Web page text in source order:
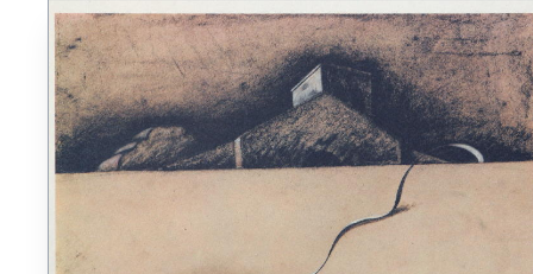
DIDATTICA
SHOP
LE COLLEZIONI
GLI AUTORI
LORENZO VIANI
MOSTRE